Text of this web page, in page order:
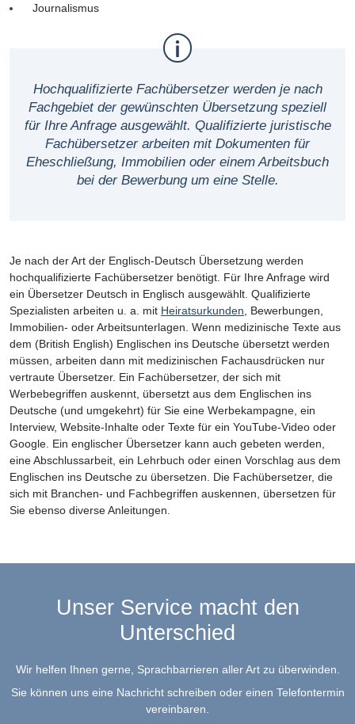
Journalismus
Hochqualifizierte Fachübersetzer werden je nach
Fachgebiet der gewünschten Übersetzung speziell
für Ihre Anfrage ausgewählt. Qualifizierte juristische
Fachübersetzer arbeiten mit Dokumenten für
Eheschließung, Immobilien oder einem Arbeitsbuch
bei der Bewerbung um eine Stelle.
Je nach der Art der Englisch-Deutsch Übersetzung werden
hochqualifizierte Fachübersetzer benötigt. Für Ihre Anfrage wird
ein Übersetzer Deutsch in Englisch ausgewählt. Qualifizierte
Spezialisten arbeiten u. a. mit Heiratsurkunden , Bewerbungen,
Immobilien- oder Arbeitsunterlagen. Wenn medizinische Texte aus
dem (British English) Englischen ins Deutsche übersetzt werden
müssen, arbeiten dann mit medizinischen Fachausdrücken nur
vertraute Übersetzer. Ein Fachübersetzer, der sich mit
Werbebegriffen auskennt, übersetzt aus dem Englischen ins
Deutsche (und umgekehrt) für Sie eine Werbekampagne, ein
Interview, Website-Inhalte oder Texte für ein YouTube-Video oder
Google. Ein englischer Übersetzer kann auch gebeten werden,
eine Abschlussarbeit, ein Lehrbuch oder einen Vorschlag aus dem
Englischen ins Deutsche zu übersetzen. Die Fachübersetzer, die
sich mit Branchen- und Fachbegriffen auskennen, übersetzen für
Sie ebenso diverse Anleitungen.
Unser Service macht den
Unterschied
Wir helfen Ihnen gerne, Sprachbarrieren aller Art zu überwinden.
Sie können uns eine Nachricht schreiben oder einen Telefontermin
vereinbaren.